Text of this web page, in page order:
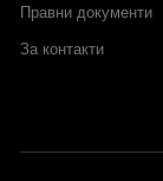
Правни документи
За контакти